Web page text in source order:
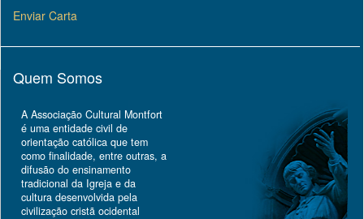
Enviar Carta
Quem Somos
A Associação Cultural Montfort
é uma entidade civil de
orientação católica que tem
como finalidade, entre outras, a
difusão do ensinamento
tradicional da Igreja e da
cultura desenvolvida pela
civilização cristã ocidental